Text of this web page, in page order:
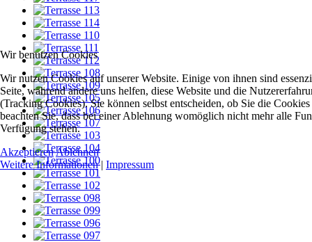
Wir benutzen Cookies
Wir nutzen Cookies auf unserer Website. Einige von ihnen sind
Seite, während andere uns helfen, diese Website und die
(Tracking Cookies). Sie können selbst entscheiden, ob Sie die
beachten Sie, dass bei einer Ablehnung womöglich nicht mehr alle
Verfügung stehen.
AkzeptierenAblehnen
Weitere Informationen| Impressum